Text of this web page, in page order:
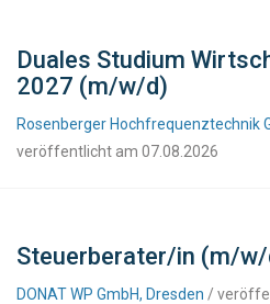
Duales Studium
2027 (m/w/d)
Rosenberger Hochfrequenztechnik
veröffentlicht am 07.08.2026
Steuerberater/in (m/
DONAT WP GmbH, Dresden /